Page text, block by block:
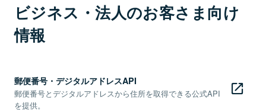
ビジネス・法人のお客さま向け
情報
郵便番号・デジタルアドレスAPI
郵便番号とデジタルアドレスから住所を取得できる公式API
を提供。